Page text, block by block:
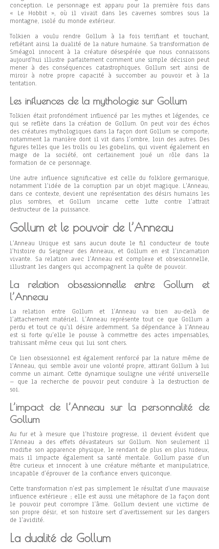
conception. Le personnage est apparu pour la première fois dans
« Le Hobbit », où il vivait dans les cavernes sombres sous la
montagne, isolé du monde extérieur.
Tolkien a voulu rendre Gollum à la fois terrifiant et touchant,
reflétant ainsi la dualité de la nature humaine. Sa transformation de
Sméagol innocent à la créature désespérée que nous connaissons
aujourd’hui illustre parfaitement comment une simple décision peut
mener à des conséquences catastrophiques. Gollum sert ainsi de
miroir à notre propre capacité à succomber au pouvoir et à la
tentation.
Les influences de la mythologie sur Gollum
Tolkien était profondément influencé par les mythes et légendes, ce
qui se reflète dans la création de Gollum. On peut voir des échos
des créatures mythologiques dans la façon dont Gollum se comporte,
notamment la manière dont il vit dans l’ombre, loin des autres. Des
figures telles que les trolls ou les gobelins, qui vivent également en
marge de la société, ont certainement joué un rôle dans la
formation de ce personnage.
Une autre influence significative est celle du folklore germanique,
notamment l’idée de la corruption par un objet magique. L’Anneau,
dans ce contexte, devient une représentation des désirs humains les
plus sombres, et Gollum incarne cette lutte contre l’attrait
destructeur de la puissance.
Gollum et le pouvoir de l’Anneau
L’Anneau Unique est sans aucun doute le fil conducteur de toute
l’histoire du Seigneur des Anneaux, et Gollum en est l’incarnation
vivante. Sa relation avec l’Anneau est complexe et obsessionnelle,
illustrant les dangers qui accompagnent la quête de pouvoir.
La relation obsessionnelle entre Gollum et
l’Anneau
La relation entre Gollum et l’Anneau va bien au-delà de
l’attachement matériel. L’Anneau représente tout ce que Gollum a
perdu et tout ce qu’il désire ardemment. Sa dépendance à l’Anneau
est si forte qu’elle le pousse à commettre des actes impensables,
trahissant même ceux qui lui sont chers.
Ce lien obsessionnel est également renforcé par la nature même de
l’Anneau, qui semble avoir une volonté propre, attirant Gollum à lui
comme un aimant. Cette dynamique souligne une vérité universelle
– que la recherche de pouvoir peut conduire à la destruction de
soi.
L’impact de l’Anneau sur la personnalité de
Gollum
Au fur et à mesure que l’histoire progresse, il devient évident que
l’Anneau a des effets dévastateurs sur Gollum. Non seulement il
modifie son apparence physique, le rendant de plus en plus hideux,
mais il impacte également sa santé mentale. Gollum passe d’un
être curieux et innocent à une créature méfiante et manipulatrice,
incapable d’éprouver de la confiance envers quiconque.
Cette transformation n’est pas simplement le résultat d’une mauvaise
influence extérieure ; elle est aussi une métaphore de la façon dont
le pouvoir peut corrompre l’âme. Gollum devient une victime de
son propre désir, et son histoire sert d’avertissement sur les dangers
de l’avidité.
La dualité de Gollum